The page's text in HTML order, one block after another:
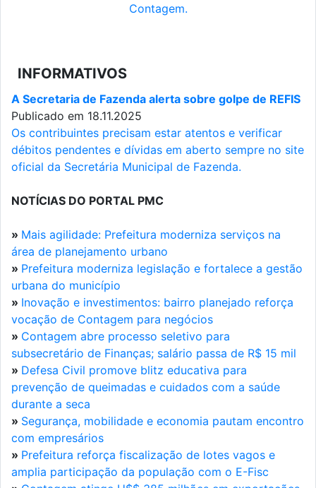
Contagem.
INFORMATIVOS
A Secretaria de Fazenda alerta sobre golpe de REFIS
Publicado em 18.11.2025
Os contribuintes precisam estar atentos e verificar
débitos pendentes e dívidas em aberto sempre no site
oficial da Secretária Municipal de Fazenda.
NOTÍCIAS DO PORTAL PMC
» Mais agilidade: Prefeitura moderniza serviços na
área de planejamento urbano
» Prefeitura moderniza legislação e fortalece a gestão
urbana do município
» Inovação e investimentos: bairro planejado reforça
vocação de Contagem para negócios
» Contagem abre processo seletivo para
subsecretário de Finanças; salário passa de R$ 15 mil
» Defesa Civil promove blitz educativa para
prevenção de queimadas e cuidados com a saúde
durante a seca
» Segurança, mobilidade e economia pautam encontro
com empresários
» Prefeitura reforça fiscalização de lotes vagos e
amplia participação da população com o E-Fisc